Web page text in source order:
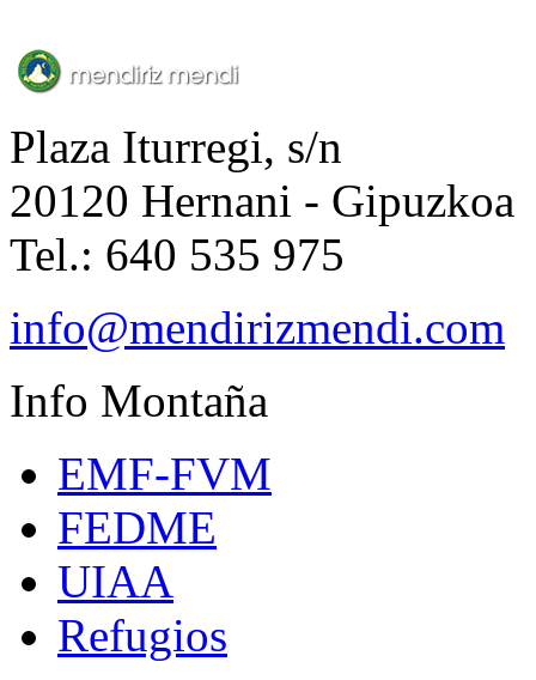
Plaza Iturregi, s/n
20120 Hernani - Gipuzkoa
Tel.: 640 535 975
info@mendirizmendi.com
Info Montaña
EMF-FVM
FEDME
UIAA
Refugios